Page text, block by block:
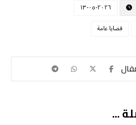
٢٠٢٦-٠٥-١٣
قضايا عامة
...